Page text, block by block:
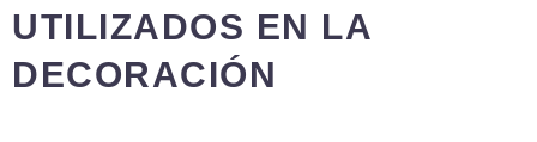
UTILIZADOS EN LA
DECORACIÓN